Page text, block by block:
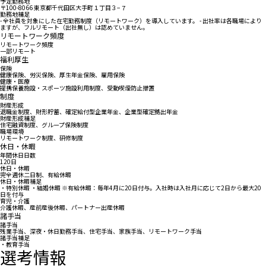
〒100-8066 東京都千代田区大手町１丁目３−７
勤務地補足
- 全社員を対象にした在宅勤務制度（リモートワーク）を導入しています。 - 出社率は各職場により
ますが、フルリモート（出社無し）は認めていません。
リモートワーク頻度
リモートワーク頻度
一部リモート
福利厚生
保険
健康保険、労災保険、厚生年金保険、雇用保険
健康・医療
提携保養施設・スポーツ施設利用制度、受動喫煙防止措置
制度
財産形成
退職金制度、財形貯蓄、確定給付型企業年金、企業型確定拠出年金
財産形成補足
住宅融資制度、グループ保険制度
職場環境
リモートワーク制度、研修制度
休日・休暇
年間休日日数
120日
休日・休暇
完全週休二日制、有給休暇
休日・休暇補足
・特別休暇 ・結婚休暇 ※有給休暇：毎年4月に20日付与。入社時は入社月に応じて2日から最大20
日を付与
育児・介護
介護休暇、産前産後休暇、パートナー出産休暇
諸手当
諸手当
残業手当、深夜・休日勤務手当、住宅手当、家族手当、リモートワーク手当
諸手当補足
・教育手当
選考情報